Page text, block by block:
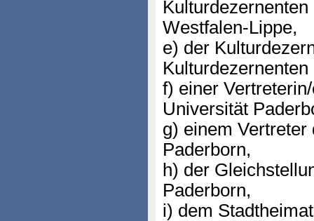
Westfalen-Lippe,
e) der
f) einer
Universität
g) einem
Paderborn,
h) der
Paderborn,
i) dem